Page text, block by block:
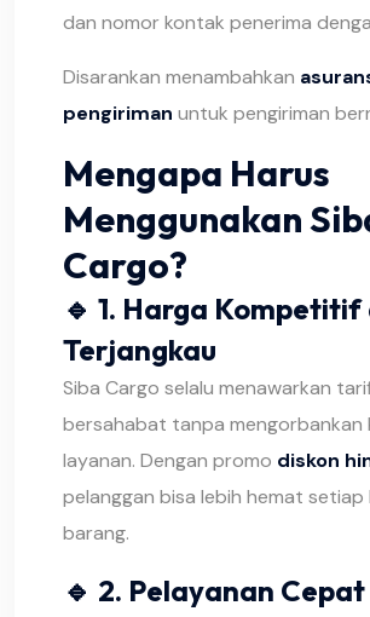
dan nomor kontak penerima
Disarankan menambahkan
pengiriman untuk pengiriman
Mengapa Harus
Menggunakan
Cargo?
🔹 1. Harga Kompetitif
Terjangkau
Siba Cargo selalu menawarkan
bersahabat tanpa mengorbankan
layanan. Dengan promo diskon
pelanggan bisa lebih hemat setiap
barang.
🔹 2. Pelayanan